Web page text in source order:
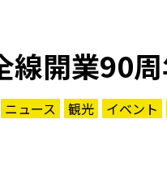
線開業90
ニュース 観光 イベント